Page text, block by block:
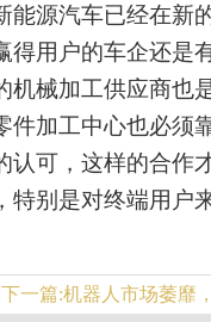
能源汽车已经在新
得用户的车企还是
机械加工供应商也
件加工中心也必须
认可，这样的合作
特别是对终端用户来
下一篇:机器人市场萎靡